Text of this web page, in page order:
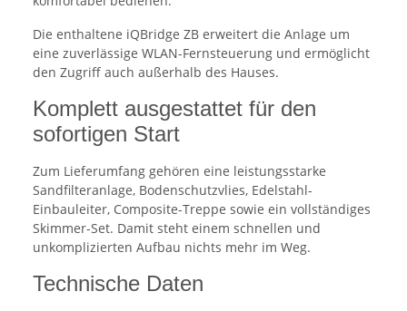
Die enthaltene iQBridge ZB erweitert die Anlage um
eine zuverlässige WLAN-Fernsteuerung und ermöglicht
den Zugriff auch außerhalb des Hauses.
Komplett ausgestattet für den
sofortigen Start
Zum Lieferumfang gehören eine leistungsstarke
Sandfilteranlage, Bodenschutzvlies, Edelstahl-
Einbauleiter, Composite-Treppe sowie ein vollständiges
Skimmer-Set. Damit steht einem schnellen und
unkomplizierten Aufbau nichts mehr im Weg.
Technische Daten